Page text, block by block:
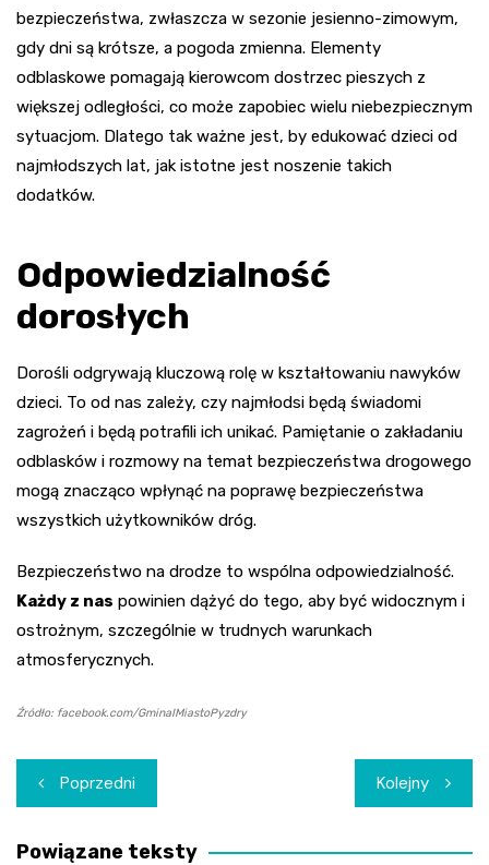
bezpieczeństwa, zwłaszcza w sezonie jesienno-zimowym,
gdy dni są krótsze, a pogoda zmienna. Elementy
odblaskowe pomagają kierowcom dostrzec pieszych z
większej odległości, co może zapobiec wielu niebezpiecznym
sytuacjom. Dlatego tak ważne jest, by edukować dzieci od
najmłodszych lat, jak istotne jest noszenie takich
dodatków.
Odpowiedzialność
dorosłych
Dorośli odgrywają kluczową rolę w kształtowaniu nawyków
dzieci. To od nas zależy, czy najmłodsi będą świadomi
zagrożeń i będą potrafili ich unikać. Pamiętanie o zakładaniu
odblasków i rozmowy na temat bezpieczeństwa drogowego
mogą znacząco wpłynąć na poprawę bezpieczeństwa
wszystkich użytkowników dróg.
Bezpieczeństwo na drodze to wspólna odpowiedzialność.
Każdy z nas powinien dążyć do tego, aby być widocznym i
ostrożnym, szczególnie w trudnych warunkach
atmosferycznych.
Źródło: facebook.com/GminaIMiastoPyzdry
Nawigacja
wpisu
Poprzedni Kolejny
Powiązane teksty